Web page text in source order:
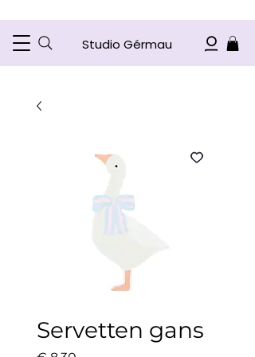
Studio Gérmau
Servetten gans